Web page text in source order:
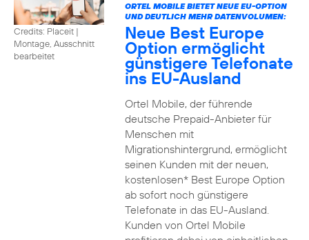
Credits: Placeit |
Montage, Ausschnitt
bearbeitet
ORTEL MOBILE BIETET NEUE EU-OPTION
UND DEUTLICH MEHR DATENVOLUMEN:
Neue Best Europe
Option ermöglicht
günstigere Telefonate
ins EU-Ausland
Ortel Mobile, der führende
deutsche Prepaid-Anbieter für
Menschen mit
Migrationshintergrund, ermöglicht
seinen Kunden mit der neuen,
kostenlosen* Best Europe Option
ab sofort noch günstigere
Telefonate in das EU-Ausland.
Kunden von Ortel Mobile